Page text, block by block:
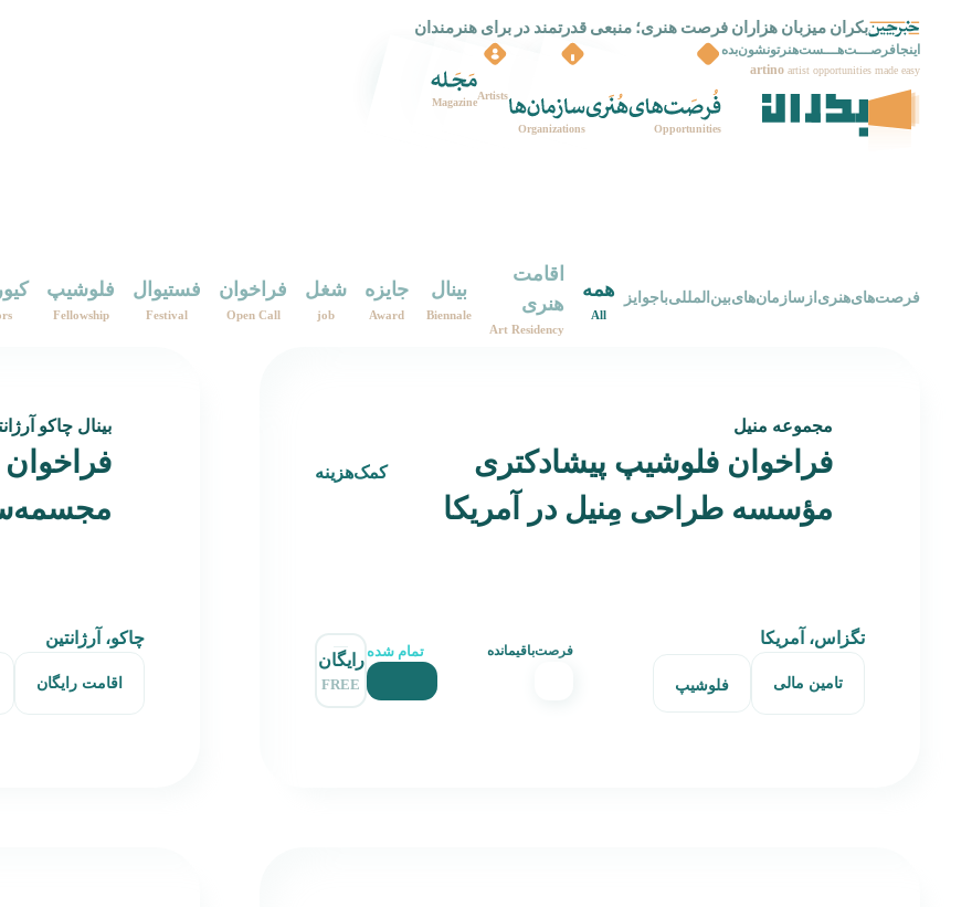
بکران راه اندازی شد
اینجافرصـــت‌هـــست‌هنرتونشون‌بده
artino artist opportunities made easy
Opportunities
Organizations
Artists
Magazine
‌فرصت‌های‌هنری‌از‌سازمان‌های‌بین‌المللی‌با‌جوایز همه
All
اقامت
هنری
Art Residency
بینال
Biennale
جایزه
Award
شغل
job
فراخوان
Open Call
فستیوال
Festival
فلوشیپ
Fellowship
مجموعه منیل
فراخوان فلوشیپ پیشادکتری
مؤسسه طراحی مِنیل در آمریکا
کمک‌هزینه
تگزاس، آمریکا
تامین مالی فلوشیپ
فرصت‌باقیمانده تمام شده رایگان
FREE
بینال چاکو
فراخوان
مجسمه‌سازی
چاکو، آرژانتین
اقامت رایگان